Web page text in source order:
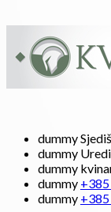
dummy
dummy
dummy
dummy
dummy